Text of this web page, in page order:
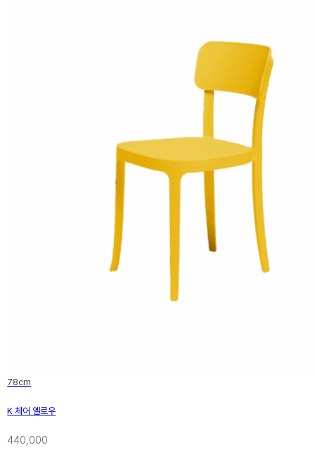
78cm
K 체어 옐로우
440,000